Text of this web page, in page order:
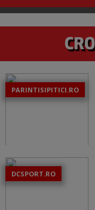
PARINTISIPITICI.RO
DCSPORT.RO